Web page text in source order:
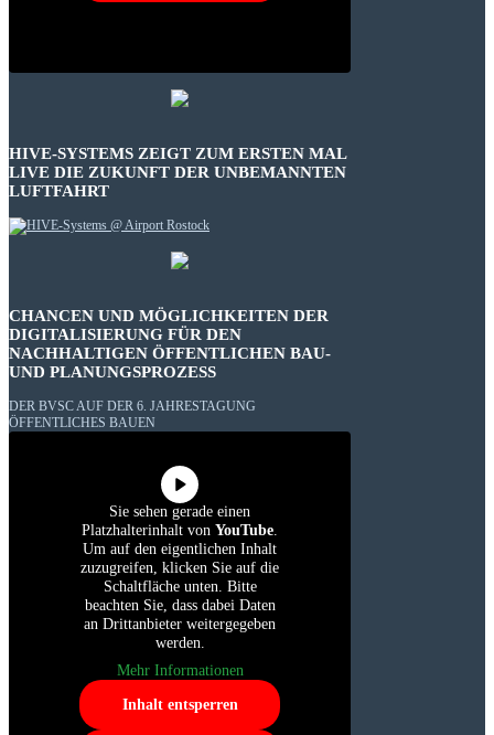
HIVE-SYSTEMS ZEIGT ZUM ERSTEN MAL
LIVE DIE ZUKUNFT DER UNBEMANNTEN
LUFTFAHRT
CHANCEN UND MÖGLICHKEITEN DER
DIGITALISIERUNG FÜR DEN
NACHHALTIGEN ÖFFENTLICHEN BAU-
UND PLANUNGSPROZESS
DER BVSC AUF DER 6. JAHRESTAGUNG
ÖFFENTLICHES BAUEN
Sie sehen gerade einen
Platzhalterinhalt von YouTube.
Um auf den eigentlichen Inhalt
zuzugreifen, klicken Sie auf die
Schaltfläche unten. Bitte
beachten Sie, dass dabei Daten
an Drittanbieter weitergegeben
werden.
Mehr Informationen
Inhalt entsperren